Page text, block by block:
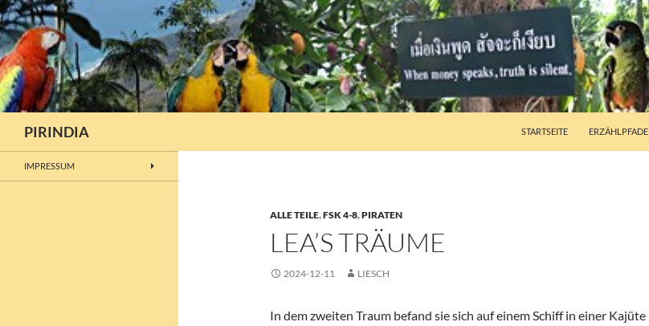
Zum
Inhalt
springen
PIRINDIA STARTSEITE ERZÄHLPFADE
ALLE TEILE,FSK 4-8,PIRATEN
LEA’S TRÄUME
2024-12-11 LIESCH
In dem zweiten Traum befand sie sich auf einem Schiff in einer Kajüte
IMPRESSUM